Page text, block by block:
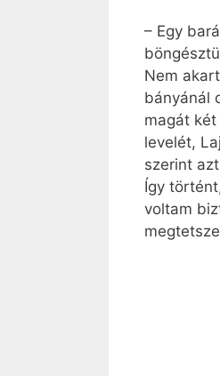
– Egy
Nem
bányánál
magát
levelét,
szerint
Így
voltam